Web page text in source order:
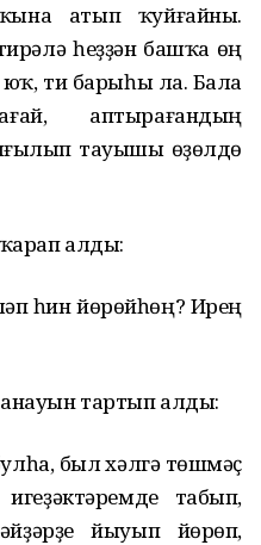
атып ҡуйғайны.
һеҙҙән башҡа өң
ти барыһы ла. Бала
аптырағандың
тауышы өҙөлдө
алды:
һин йөрөйһөң? Ирең
тартып алды:
был хәлгә төшмәҫ
табып,
йыуып йөрөп,